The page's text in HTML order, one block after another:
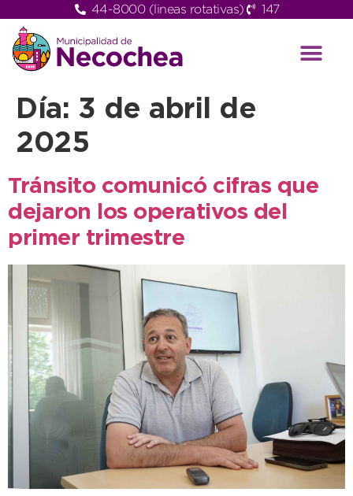
44-8000 (lineas rotativas) 147
Día: 3 de abril de
2025
Tránsito comunicó cifras que
dejaron los operativos del
primer trimestre